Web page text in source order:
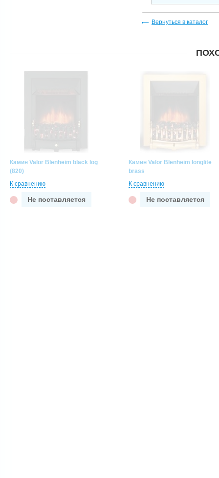
Вернуться в каталог
Камин Valor Blenheim black log
(820)
К сравнению
Не поставляется
Камин Valor Blenheim longlite
brass
К сравнению
Не поставляется